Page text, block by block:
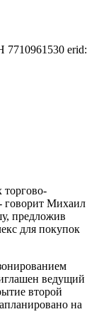
erid:
говорит Михаил
предложив
для покупок
ведущий
второй
на